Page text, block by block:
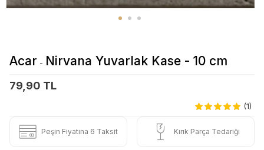
Acar - Nirvana Yuvarlak Kase - 10 cm
79,90 TL
(1)
Peşin Fiyatına 6 Taksit Kırık Parça Tedariği